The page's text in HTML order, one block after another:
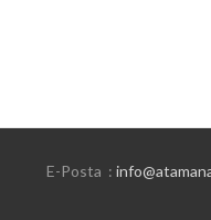
E-Posta :